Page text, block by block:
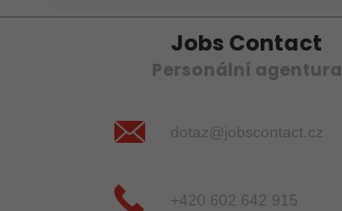
Jobs Contact
Personální agentura
dotaz@jobscontact.cz
+420 602 642 915